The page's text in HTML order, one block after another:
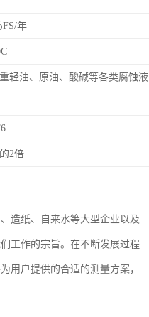
FS/年
轻油、原油、酸碱等各类腐蚀液
2倍
造纸、自来水等大型企业以及
工作的宗旨。在不断发展过程
用户提供的合适的测量方案，